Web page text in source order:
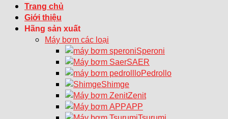
Trang chủ
Giới thiệu
Hãng sản xuất
Máy bơm các loại
Speroni
SAER
Pedrollo
Shimge
Zenit
APP